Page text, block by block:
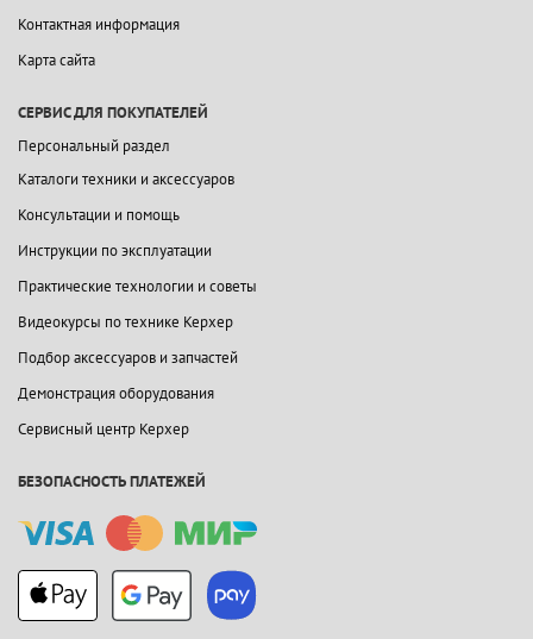
Контактная информация
Карта сайта
СЕРВИС ДЛЯ ПОКУПАТЕЛЕЙ
Персональный раздел
Каталоги техники и аксессуаров
Консультации и помощь
Инструкции по эксплуатации
Практические технологии и советы
Видеокурсы по технике Керхер
Подбор аксессуаров и запчастей
Демонстрация оборудования
Сервисный центр Керхер
БЕЗОПАСНОСТЬ ПЛАТЕЖЕЙ